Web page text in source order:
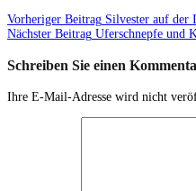
Vorheriger Beitrag Silvester auf der
Nächster Beitrag Uferschnepfe und
Schreiben Sie einen
Ihre E-Mail-Adresse wird nicht